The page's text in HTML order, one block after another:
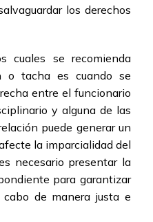
los derechos
cuales se recomienda
o tacha es cuando se
entre el funcionario
y alguna de las
puede generar un
la imparcialidad del
necesario presentar la
para garantizar
de manera justa e